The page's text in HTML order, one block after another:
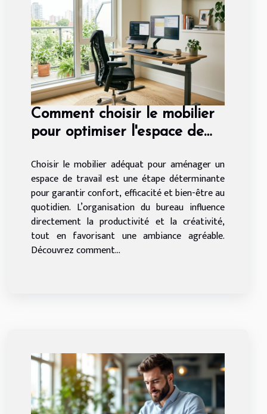
Comment choisir le mobilier
pour optimiser l'espace de
Choisir le mobilier adéquat pour aménager un
espace de travail est une étape déterminante
pour garantir confort, efficacité et bien-être au
quotidien. L’organisation du bureau influence
directement la productivité et la créativité,
tout en favorisant une ambiance agréable.
Découvrez comment...